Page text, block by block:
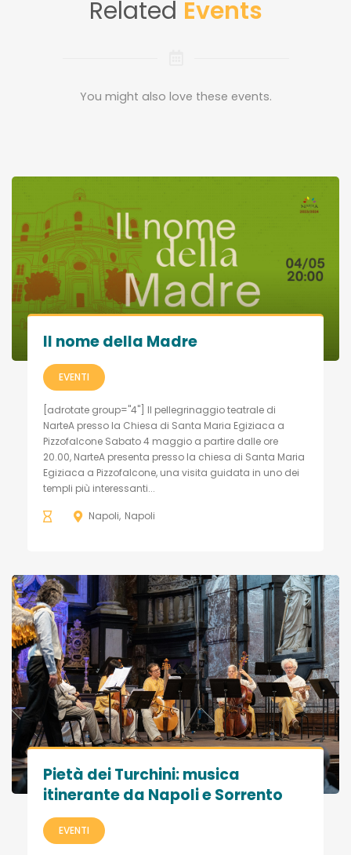
Related Events
You might also love these events.
Il nome della Madre
EVENTI
[adrotate group="4"] Il pellegrinaggio teatrale di
NarteA presso la Chiesa di Santa Maria Egiziaca a
Pizzofalcone Sabato 4 maggio a partire dalle ore
20.00, NarteA presenta presso la chiesa di Santa Maria
Egiziaca a Pizzofalcone, una visita guidata in uno dei
templi più interessanti...
Napoli Napoli
Pietà dei Turchini: musica
itinerante da Napoli e Sorrento
EVENTI